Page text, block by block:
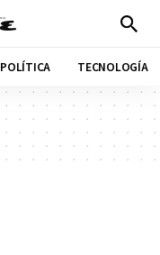
POLÍTICA TECNOLOGÍA